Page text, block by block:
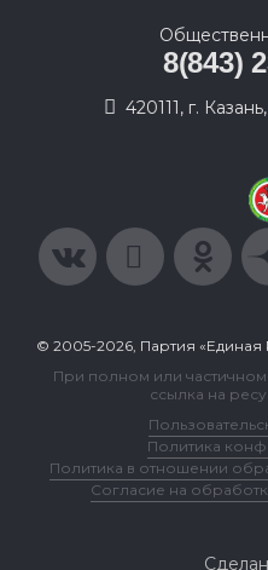
8(843)
420111, г.
© 2005-2026, Партия
При полном или
ссылка на
Политика
Политика в отношении
Согласие на